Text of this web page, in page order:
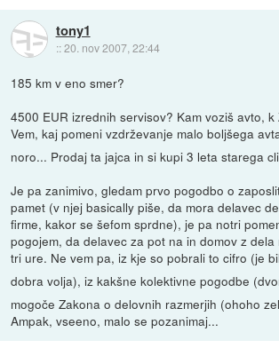
tony1
::20. nov 2007, 22:44
185 km v eno smer?
4500 EUR izrednih servisov? Kam voziš avto, k
Vem, kaj pomeni vzdrževanje malo boljšega
noro... Prodaj ta jajca in si kupi 3 leta starega
Je pa zanimivo, gledam prvo pogodbo o
pamet (v njej basically piše, da mora delavec
firme, kakor se šefom sprdne), je pa notri
pogojem, da delavec za pot na in domov z
tri ure. Ne vem pa, iz kje so pobrali to cifro (je
dobra volja), iz kakšne kolektivne pogodbe
mogoče Zakona o delovnih razmerjih (ohoho
Ampak, vseeno, malo se pozanimaj...